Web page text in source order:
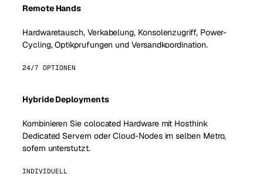
Remote Hands
Hardwaretausch, Verkabelung, Konsolenzugriff, Power-
Cycling, Optikprufungen und Versandkoordination.
24/7 OPTIONEN
Hybride Deployments
Kombinieren Sie colocated Hardware mit Hosthink
Dedicated Servern oder Cloud-Nodes im selben Metro,
sofern unterstutzt.
INDIVIDUELL